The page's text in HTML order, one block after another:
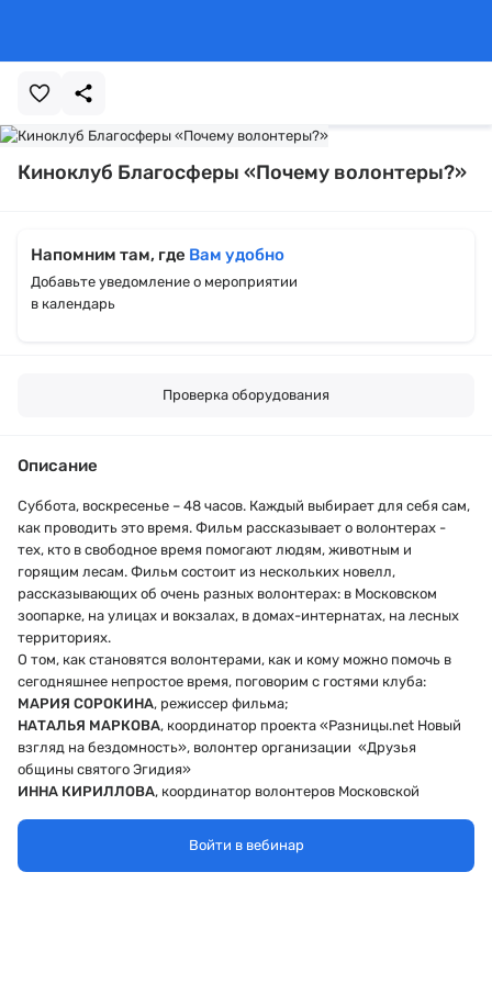
Киноклуб Благосферы «Почему волонтеры?»
Напомним там, где Вам удобно
Добавьте уведомление о мероприятии
в календарь
Проверка оборудования
Описание
Суббота, воскресенье – 48 часов. Каждый выбирает для себя сам,
как проводить это время. Фильм рассказывает о волонтерах -
тех, кто в свободное время помогают людям, животным и
горящим лесам. Фильм состоит из нескольких новелл,
рассказывающих об очень разных волонтерах: в Московском
зоопарке, на улицах и вокзалах, в домах-интернатах, на лесных
территориях.
О том, как становятся волонтерами, как и кому можно помочь в
сегодняшнее непростое время, поговорим с гостями клуба:
МАРИЯ СОРОКИНА, режиссер фильма;
НАТАЛЬЯ МАРКОВА, координатор проекта «Разницы.net Новый
взгляд на бездомность», волонтер организации «Друзья
общины святого Эгидия»
ИННА КИРИЛЛОВА, координатор волонтеров Московской
инвалидам «Старость в радость»
, руководитель противопожарного отдела
Войти в вебинар